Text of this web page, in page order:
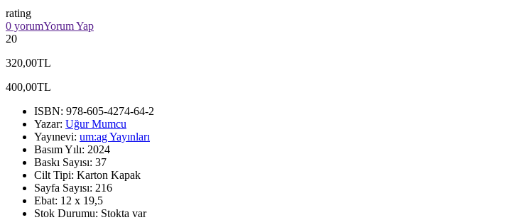
rating
0 yorumYorum Yap
20
320,00TL
400,00TL
ISBN: 978-605-4274-64-2
Yazar: Uğur Mumcu
Yayınevi: um:ag Yayınları
Basım Yılı: 2024
Baskı Sayısı: 37
Cilt Tipi: Karton Kapak
Sayfa Sayısı: 216
Ebat: 12 x 19,5
Stok Durumu: Stokta var